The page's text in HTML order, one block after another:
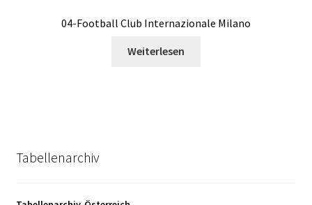
04-Football Club Internazionale Milano
Weiterlesen
Tabellenarchiv